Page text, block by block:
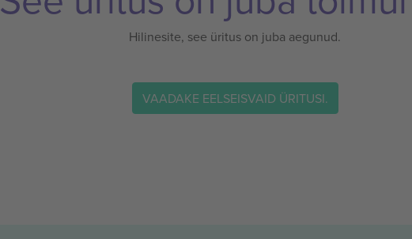
Hilinesite, see üritus on juba aegunud.
VAADAKE EELSEISVAID ÜRITUSI.